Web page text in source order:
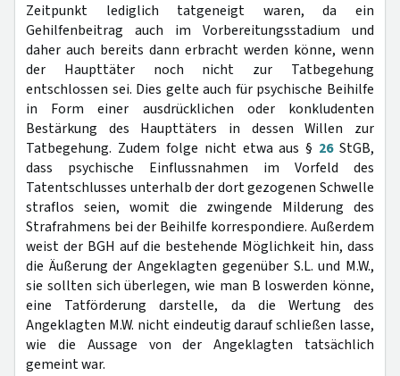
Zeitpunkt lediglich tatgeneigt waren, da ein
Gehilfenbeitrag auch im Vorbereitungsstadium und
daher auch bereits dann erbracht werden könne, wenn
der Haupttäter noch nicht zur Tatbegehung
entschlossen sei. Dies gelte auch für psychische Beihilfe
in Form einer ausdrücklichen oder konkludenten
Bestärkung des Haupttäters in dessen Willen zur
Tatbegehung. Zudem folge nicht etwa aus § 26StGB,
dass psychische Einflussnahmen im Vorfeld des
Tatentschlusses unterhalb der dort gezogenen Schwelle
straflos seien, womit die zwingende Milderung des
Strafrahmens bei der Beihilfe korrespondiere. Außerdem
weist der BGH auf die bestehende Möglichkeit hin, dass
die Äußerung der Angeklagten gegenüber S.L. und M.W.,
sie sollten sich überlegen, wie man B loswerden könne,
eine Tatförderung darstelle, da die Wertung des
Angeklagten M.W. nicht eindeutig darauf schließen lasse,
wie die Aussage von der Angeklagten tatsächlich
gemeint war.